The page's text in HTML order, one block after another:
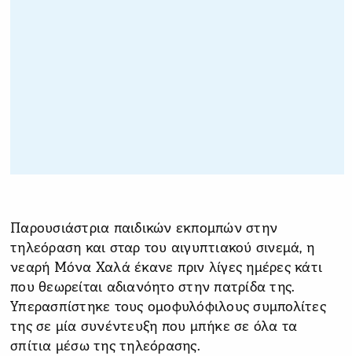
Παρουσιάστρια παιδικών εκπομπών στην
τηλεόραση και σταρ του αιγυπτιακού σινεμά, η
νεαρή Μόνα Χαλά έκανε πριν λίγες ημέρες κάτι
που θεωρείται αδιανόητο στην πατρίδα της.
Υπερασπίστηκε τους ομοφυλόφιλους συμπολίτες
της σε μία συνέντευξη που μπήκε σε όλα τα
σπίτια μέσω της τηλεόρασης.